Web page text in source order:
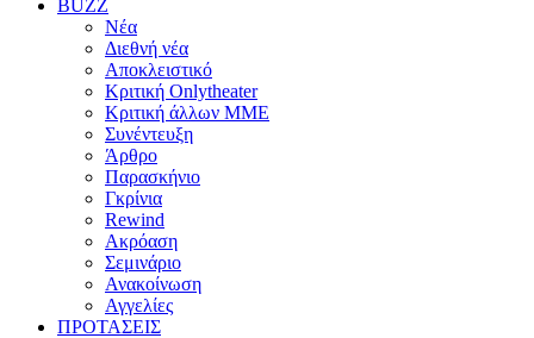
BUZZ
Νέα
Διεθνή νέα
Αποκλειστικό
Κριτική Onlytheater
Κριτική άλλων ΜΜΕ
Συνέντευξη
Άρθρο
Παρασκήνιο
Γκρίνια
Rewind
Ακρόαση
Σεμινάριο
Ανακοίνωση
Αγγελίες
ΠΡΟΤΑΣΕΙΣ